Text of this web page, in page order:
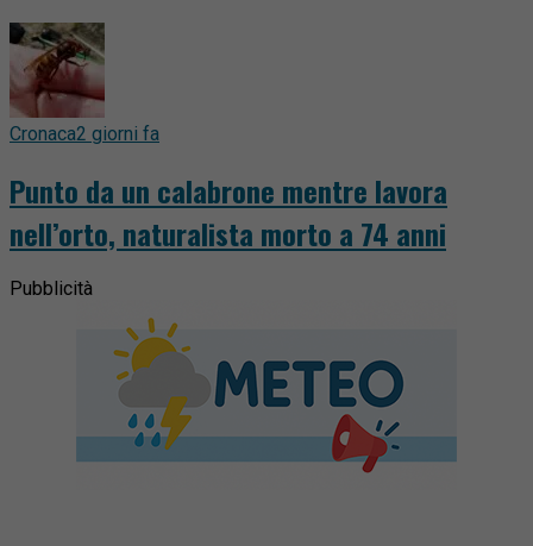
Cronaca2 giorni fa
Punto da un calabrone mentre lavora
nell’orto, naturalista morto a 74 anni
Pubblicità